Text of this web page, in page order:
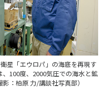
星「エウロパ」の海底を再現す
100度、2000気圧での海水と鉱
：柏原 力/講談社写真部）